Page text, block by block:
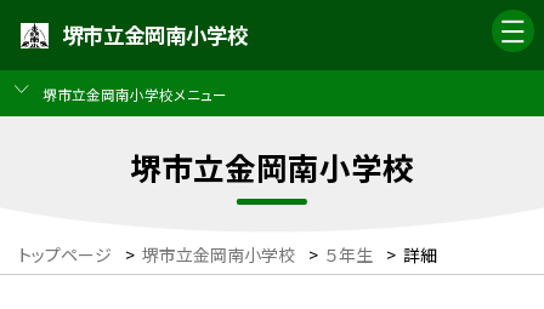
堺市立金岡南小学校
堺市立金岡南小学校メニュー
堺市立金岡南小学校
トップページ > 堺市立金岡南小学校 > ５年生 > 詳細